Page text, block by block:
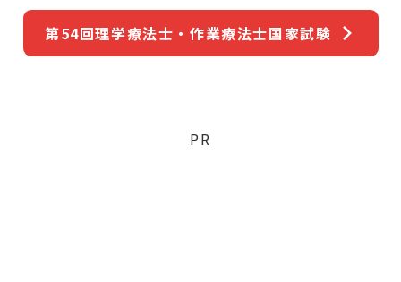
第54回理学療法士・作業療法士国家試験
PR